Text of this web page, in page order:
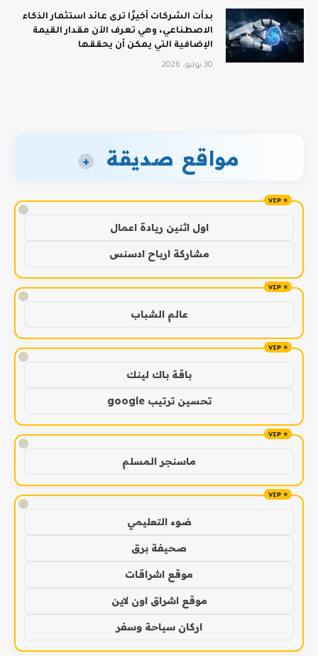
بدأت الشركات أخيرًا ترى عائد استثمار الذكاء
الاصطناعي، وهي تعرف الآن مقدار القيمة
الإضافية التي يمكن أن يحققها
30 يوليو، 2026
مواقع صديقة +
!
اول اثنين ريادة اعمال
مشاركة ارباح ادسنس
!
عالم الشباب
!
باقة باك لينك
تحسين ترتيب google
!
ماسنجر المسلم
!
ضوء التعليمي
صحيفة برق
موقع اشراقات
موقع اشراق اون لاين
اركان سياحة وسفر